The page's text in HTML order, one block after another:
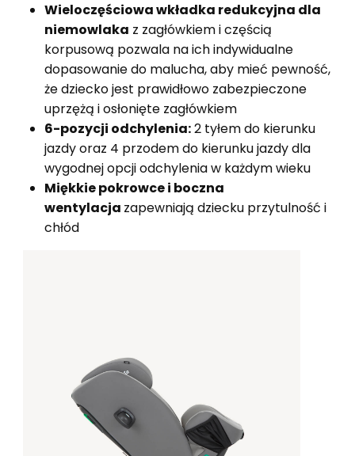
Wieloczęściowa wkładka redukcyjna dla
niemowlaka z zagłówkiem i częścią
korpusową pozwala na ich indywidualne
dopasowanie do malucha, aby mieć pewność,
że dziecko jest prawidłowo zabezpieczone
uprzężą i osłonięte zagłówkiem
6-pozycji odchylenia:2 tyłem do kierunku
jazdy oraz 4 przodem do kierunku jazdy dla
wygodnej opcji odchylenia w każdym wieku
Miękkie pokrowce i boczna
wentylacja zapewniają dziecku przytulność i
chłód